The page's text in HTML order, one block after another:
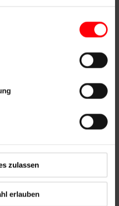
zulassen
erlauben
ein, dass ich über die von mir
mich zugeschnittene Anzeigen
in verschiedenen